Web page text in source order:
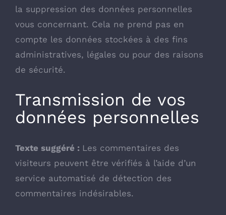
la suppression des données personnelles
vous concernant. Cela ne prend pas en
compte les données stockées à des fins
administratives, légales ou pour des raisons
de sécurité.
Transmission de vos
données personnelles
Texte suggéré : Les commentaires des
visiteurs peuvent être vérifiés à l’aide d’un
service automatisé de détection des
commentaires indésirables.